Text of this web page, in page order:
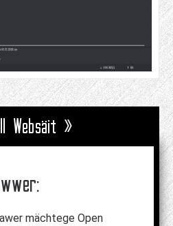
Websäit »
mächtege Open